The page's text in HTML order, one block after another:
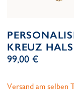
KREUZ
99,00 €
Versand am selben